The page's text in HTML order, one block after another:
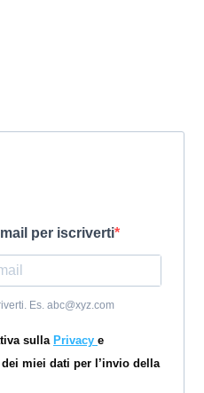
per iscriverti
Es. abc@xyz.com
sulla Privacy e
miei dati per l’invio della